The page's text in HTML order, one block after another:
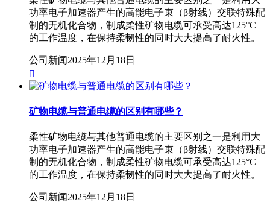
功率电子加速器产生的高能电子束（β射线）交联特殊配
制的无机化合物，制成柔性矿物电缆可承受高达125°C
的工作温度，在保持柔韧性的同时大大提高了耐火性。
公司新闻2025年12月18日

矿物电缆与普通电缆的区别有哪些？
柔性矿物电缆与其他普通电缆的主要区别之一是利用大
功率电子加速器产生的高能电子束（β射线）交联特殊配
制的无机化合物，制成柔性矿物电缆可承受高达125°C
的工作温度，在保持柔韧性的同时大大提高了耐火性。
公司新闻2025年12月18日